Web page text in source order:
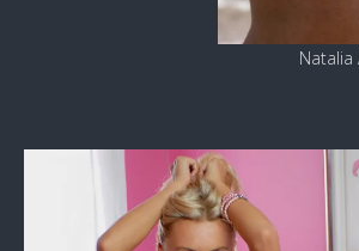
Natalia